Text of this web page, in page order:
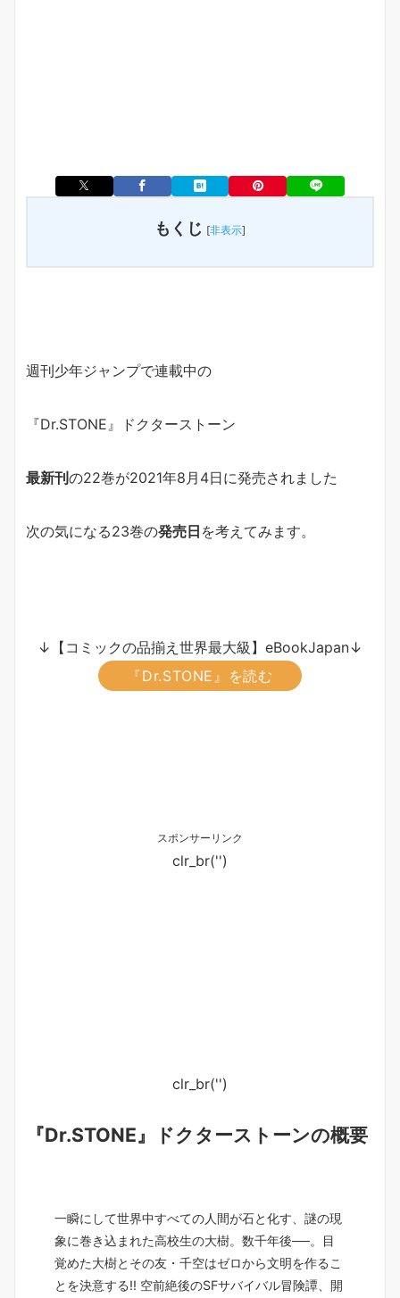
もくじ [非表示]
週刊少年ジャンプで連載中の
『Dr.STONE』ドクターストーン
最新刊の22巻が2021年8月4日に発売されました
次の気になる23巻の発売日 を考えてみます。
↓【コミックの品揃え世界最大級】eBookJapan↓
『Dr.STONE』を読む
スポンサーリンク
clr_br('')
clr_br('')
『Dr.STONE』ドクターストーンの概要
一瞬にして世界中すべての人間が石と化す、謎の現
象に巻き込まれた高校生の大樹。数千年後──。目
覚めた大樹とその友・千空はゼロから文明を作るこ
とを決意する!! 空前絶後のSFサバイバル冒険譚、開